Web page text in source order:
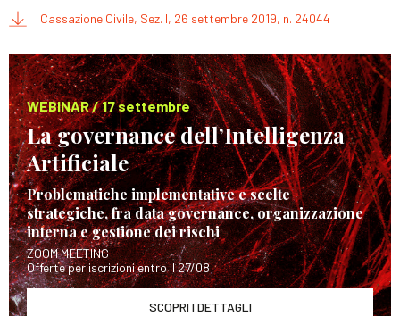
Cassazione Civile, Sez. I, 26 settembre 2019, n. 24044
WEBINAR / 17 settembre
La governance dell’Intelligenza
Artificiale
Problematiche implementative e scelte
strategiche, fra data governance, organizzazione
interna e gestione dei rischi
ZOOM MEETING
Offerte per iscrizioni entro il 27/08
SCOPRI I DETTAGLI